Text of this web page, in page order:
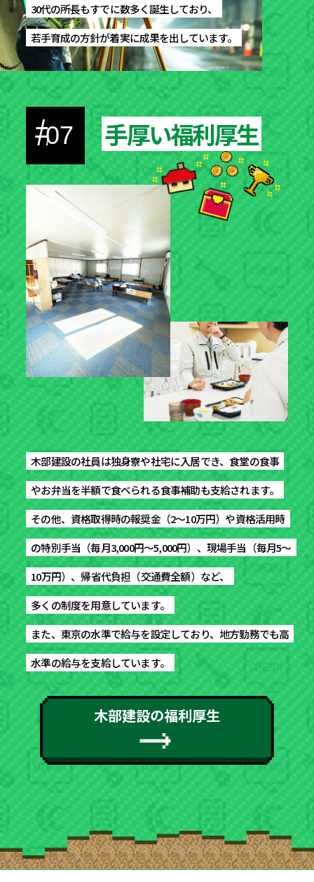
30代の所長もすでに数多く誕生しており、
若手育成の方針が着実に成果を出しています。
30代の所長もすでに数多く誕生しており、
若手育成の方針が着実に成果を出しています。
#07 手厚い福利厚生
手厚い福利厚生
木部建設の社員は独身寮や社宅に入居でき、食堂の食事
やお弁当を半額で食べられる食事補助も支給されます。
その他、資格取得時の報奨金（2〜10万円）や資格活用時
の特別手当（毎月3,000円〜5,000円）、現場手当（毎月5〜
10万円）、帰省代負担（交通費全額）など、
多くの制度を用意しています。
また、東京の水準で給与を設定しており、地方勤務でも高
水準の給与を支給しています。
木部建設の社員は独身寮や社宅に入居でき、食堂の食事
やお弁当を半額で食べられる食事補助も支給されます。
その他、資格取得時の報奨金（2〜10万円）や資格活用時
の特別手当（毎月3,000円〜5,000円）、現場手当（毎月5〜
10万円）、帰省代負担（交通費全額）など、
多くの制度を用意しています。
また、東京の水準で給与を設定しており、地方勤務でも高
水準の給与を支給しています。
木部建設の福利厚生